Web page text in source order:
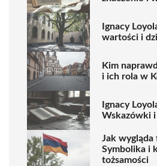
Ignacy
wartości i
Kim
i ich rola w
Ignacy
Wskazówki
Jak wygląda
Symbolika i
tożsamości